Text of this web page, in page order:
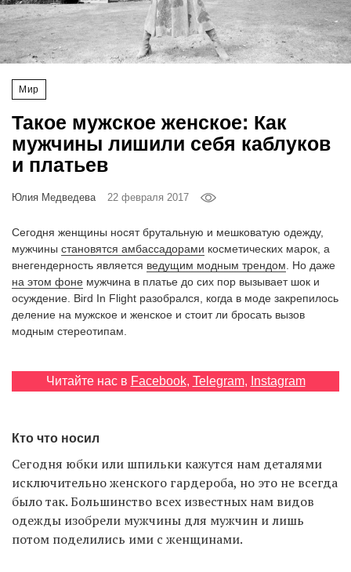
Мир
Такое мужское женское: Как
мужчины лишили себя каблуков
и платьев
Юлия Медведева 22 февраля 2017
Сегодня женщины носят брутальную и мешковатую одежду,
мужчины становятся амбассадорами косметических марок, а
внегендерность является ведущим модным трендом . Но даже
на этом фоне мужчина в платье до сих пор вызывает шок и
осуждение. Bird In Flight разобрался, когда в моде закрепилось
деление на мужское и женское и стоит ли бросать вызов
модным стереотипам.
Читайте нас в Facebook, Telegram, Instagram
Кто что носил
Сегодня юбки или шпильки кажутся нам деталями
исключительно женского гардероба, но это не всегда
было так. Большинство всех известных нам видов
одежды изобрели мужчины для мужчин и лишь
потом поделились ими с женщинами.